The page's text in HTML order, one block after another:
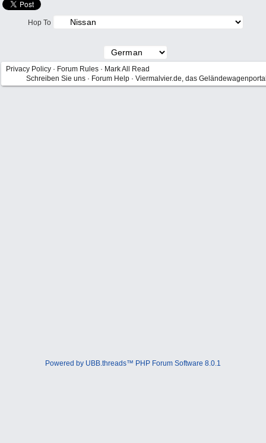
Hop To
Privacy Policy · Forum Rules · Mark All Read
Schreiben Sie uns · Forum Help · Viermalvier.de, das
Powered by UBB.threads™ PHP Forum Software 8.0.1